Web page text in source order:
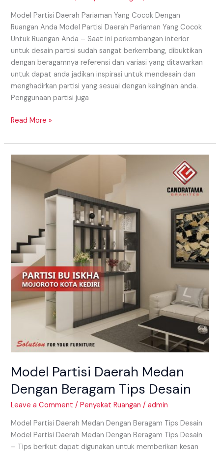
Model Partisi Daerah Pariaman Yang Cocok Dengan
Ruangan Anda Model Partisi Daerah Pariaman Yang Cocok
Untuk Ruangan Anda – Saat ini perkembangan interior
untuk desain partisi sudah sangat berkembang, dibuktikan
dengan beragamnya referensi dan variasi yang ditawarkan
untuk dapat anda jadikan inspirasi untuk mendesain dan
menghadirkan partisi yang sesuai dengan keinginan anda.
Penggunaan partisi juga
Read More »
Model Partisi Daerah Medan
Dengan Beragam Tips Desain
Leave a Comment /Penyekat Ruangan /admin
Model Partisi Daerah Medan Dengan Beragam Tips Desain
Model Partisi Daerah Medan Dengan Beragam Tips Desain
– Tips berikut dapat digunakan untuk memberikan kesan
Model
Desain